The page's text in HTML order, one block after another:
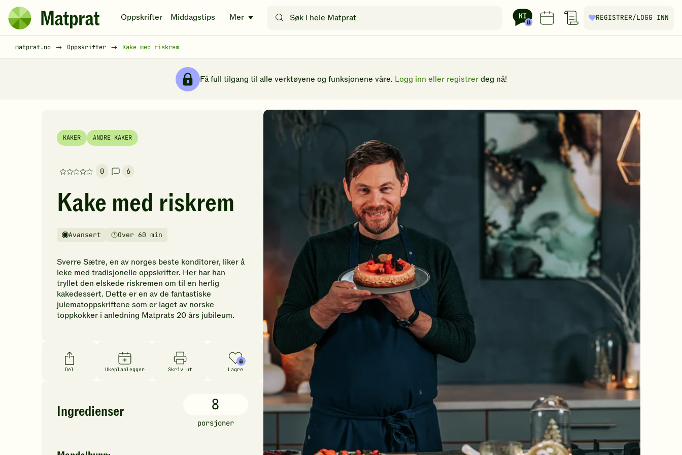
Hopp til hovedinnhold
Matprat
hjemmeside
Oppskrifter Middagstips Mer
etter
REGISTRER/LOGG INN
matprat.no Oppskrifter Kake med riskrem
Få full tilgang til alle verktøyene og funksjonene våre. Logg inn eller registrer deg nå!
KAKER ANDRE KAKER
0
Denne
har
foreløpig
vurderinger.
første
til
å
vurdere
denne
oppskriften.
6
Kake med riskrem
Vanskelighetsgrad
Avansert
Tilberedningstid Over 60 min
Sverre Sætre, en av norges beste konditorer, liker å
leke med tradisjonelle oppskrifter. Her har han
tryllet den elskede riskremen om til en herlig
kakedessert. Dette er en av de fantastiske
julematoppskriftene som er laget av norske
toppkokker i anledning Matprats 20 års jubileum.
Del Ukeplanlegger Skriv ut Lagre
Ingredienser 8
porsjoner